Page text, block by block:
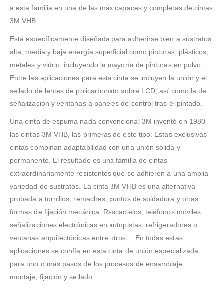
a esta familia en una de las más capaces y completas de cintas
3M VHB.
Está específicamente diseñada para adherirse bien a sustratos
alta, media y baja energía superficial como pinturas, plásticos,
metales y vidrio, incluyendo la mayoría de pinturas en polvo.
Entre las aplicaciones para esta cinta se incluyen la unión y el
sellado de lentes de policarbonato sobre LCD, así como la de
señalización y ventanas a paneles de control tras el pintado.
Una cinta de espuma nada convencional 3M inventó en 1980
las cintas 3M VHB, las primeras de este tipo. Estas exclusivas
cintas combinan adaptabilidad con una unión sólida y
permanente. El resultado es una familia de cintas
extraordinariamente resistentes que se adhieren a una amplia
variedad de sustratos. La cinta 3M VHB es una alternativa
probada a tornillos, remaches, puntos de soldadura y otras
formas de fijación mecánica. Rascacielos, teléfonos móviles,
señalizaciones electrónicas en autopistas, refrigeradores o
ventanas arquitectónicas entre otros… En todas estas
aplicaciones se confía en esta cinta de unión especializada
para uno o más pasos de los procesos de ensamblaje,
montaje, fijación y sellado